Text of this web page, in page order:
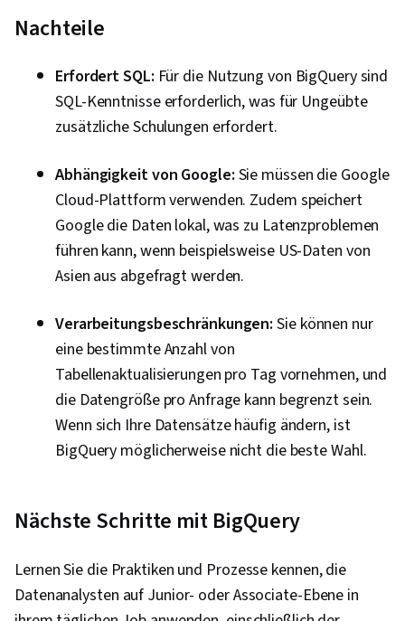
Datenerfassung, Datenbank-Management,
Integration von Daten, Erstellung des
Dashboards, Leitlinien für die Zugänglichkeit
von Webinhalten, Gestaltungselemente und -
prinzipien, Engagement fördern, Technische
Kommunikation, Präsentationen, Relationale
Datenbanken, Datensicherheit,
Dateiverwaltung, Datenerhebung,
Unstrukturierte Daten, Verwaltung von
Metadaten, Datenspeicherung, Datenbanken,
Google Sheets, Datenzugang, Fallstudien, AI-
Förderung, Künstliche Intelligenz, Software zur
Datenanalyse, Portfolio-Verwaltung
Nachteile
Erfordert SQL: Für die Nutzung von BigQuery sind
SQL-Kenntnisse erforderlich, was für Ungeübte
zusätzliche Schulungen erfordert.
Abhängigkeit von Google: Sie müssen die Google
Cloud-Plattform verwenden. Zudem speichert
Google die Daten lokal, was zu Latenzproblemen
führen kann, wenn beispielsweise US-Daten von
Asien aus abgefragt werden.
Verarbeitungsbeschränkungen:Sie können nur
eine bestimmte Anzahl von
Tabellenaktualisierungen pro Tag vornehmen, und
die Datengröße pro Anfrage kann begrenzt sein.
Wenn sich Ihre Datensätze häufig ändern, ist
BigQuery möglicherweise nicht die beste Wahl.
Nächste Schritte mit BigQuery
Lernen Sie die Praktiken und Prozesse kennen, die
Datenanalysten auf Junior- oder Associate-Ebene in